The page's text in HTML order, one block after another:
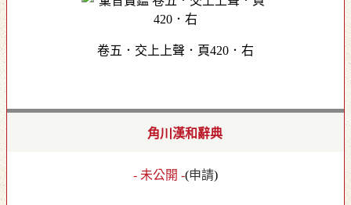
卷五．交上上聲．頁420．右
角川漢和辭典
- 未公開 -(申請)